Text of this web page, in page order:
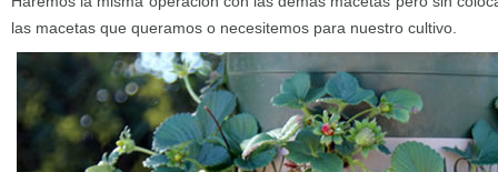
las macetas que queramos o necesitemos para nuestro cultivo.